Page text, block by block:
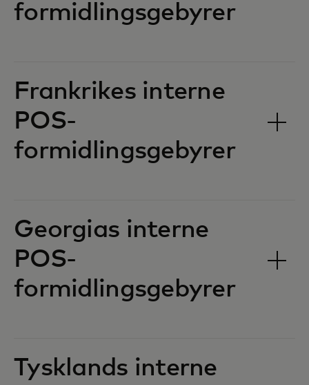
formidlingsgebyrer‎‎
Frankrikes interne
POS-
formidlingsgebyrer‎‎
Georgias interne
POS-
formidlingsgebyrer‎‎
Tysklands interne